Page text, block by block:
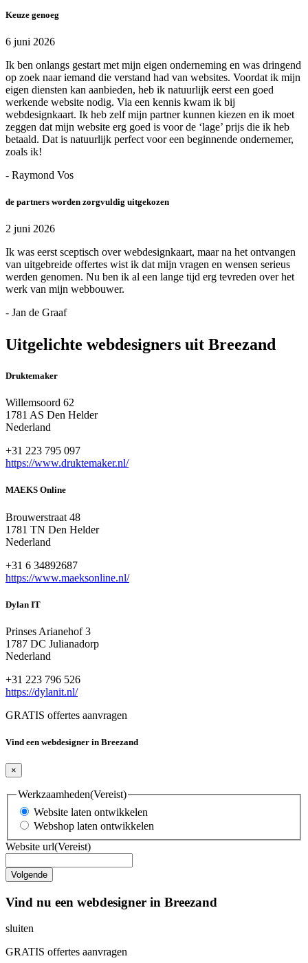
Keuze genoeg
6 juni 2026
Ik ben onlangs gestart met mijn eigen onderneming en was dringend
op zoek naar iemand die verstand had van websites. Voordat ik mijn
eigen diensten kan aanbieden, heb ik natuurlijk eerst een goed
werkende website nodig. Via een kennis kwam ik bij
webdesignkaart. Ik heb zelf mijn partner kunnen kiezen en ik moet
zeggen dat mijn website erg goed is voor de ‘lage’ prijs die ik heb
betaald. Dat is natuurlijk perfect voor een beginnende ondernemer,
zoals ik!
- Raymond Vos
de partners worden zorgvuldig uitgekozen
2 juni 2026
Ik was eerst sceptisch over webdesignkaart, maar na het ontvangen
van uitgebreide offertes wist ik dat mijn vragen en wensen serieus
werden genomen. Nu ben ik al een lange tijd erg tevreden over het
werk van mijn webbouwer.
- Jan de Graaf
Uitgelichte webdesigners uit Breezand
Druktemaker
Willemsoord 62
1781 AS Den Helder
Nederland
+31 223 795 097
https://www.druktemaker.nl/
MAEKS Online
Brouwerstraat 48
1781 TN Den Helder
Nederland
+31 6 34892687
https://www.maeksonline.nl/
Dylan IT
Prinses Arianehof 3
1787 DC Julianadorp
Nederland
+31 223 796 526
https://dylanit.nl/
GRATIS offertes aanvragen
Vind een webdesigner in Breezand
×
Werkzaamheden(Vereist)
Website laten ontwikkelen
Webshop laten ontwikkelen
Website url(Vereist)
Vind nu een webdesigner in Breezand
sluiten
GRATIS offertes aanvragen